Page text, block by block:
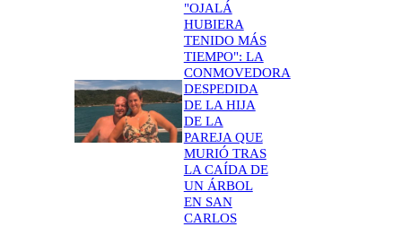
"OJALÁ
HUBIERA
TENIDO MÁS
TIEMPO": LA
CONMOVEDORA
DESPEDIDA
DE LA HIJA
DE LA
PAREJA QUE
MURIÓ TRAS
LA CAÍDA DE
UN ÁRBOL
EN SAN
CARLOS